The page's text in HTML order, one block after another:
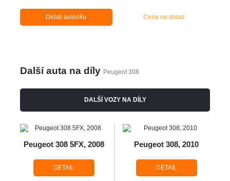
Detail autodílu Cena na dotaz
Další auta na díly Peugeot 308
DALŠÍ VOZY NA DÍLY
Peugeot 308 5FX, 2008
DETAIL
Peugeot 308, 2010
DETAIL